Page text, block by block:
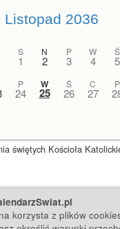
Listopad 2036
S
1
N
2
P
3
W
4
Ś
5
P
24
W
25
Ś
26
C
27
P
świętych Kościoła
korzysta z plików